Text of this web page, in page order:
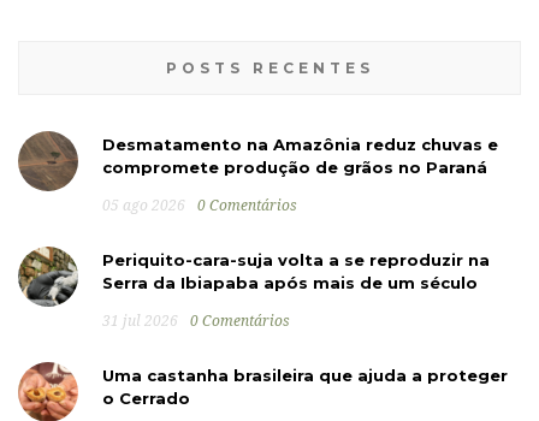
POSTS RECENTES
Desmatamento na Amazônia reduz chuvas e
compromete produção de grãos no Paraná
05 ago 2026 0 Comentários
Periquito-cara-suja volta a se reproduzir na
Serra da Ibiapaba após mais de um século
31 jul 2026 0 Comentários
Uma castanha brasileira que ajuda a proteger
o Cerrado